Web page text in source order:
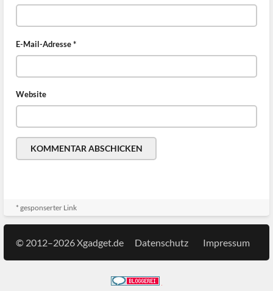
E-Mail-Adresse*
Website
* gesponserter Link
© 2012–2026 Xgadget.de Datenschutz Impressum